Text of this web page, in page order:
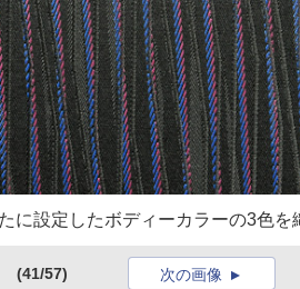
に設定したボディーカラーの3色
(41/57) 次の画像